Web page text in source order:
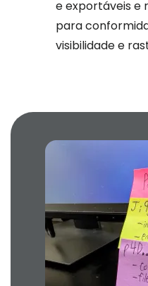
e exportáveis e
para
visibilidade e